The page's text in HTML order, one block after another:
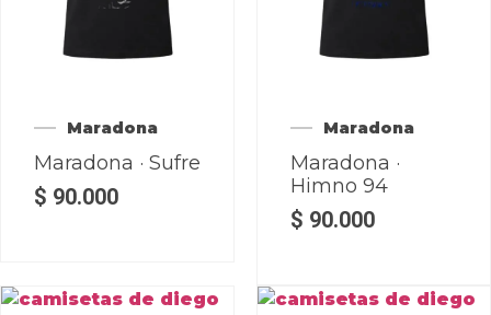
Maradona
Maradona · Sufre
$ 90.000
Maradona
Maradona ·
Himno 94
$ 90.000